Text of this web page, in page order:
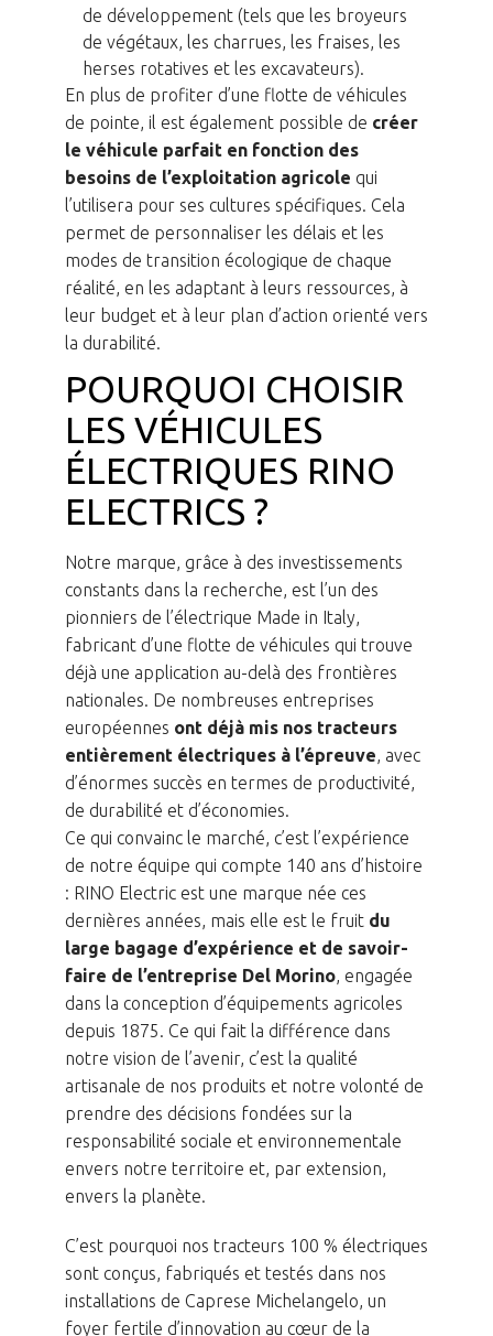
de développement (tels que les broyeurs
de végétaux, les charrues, les fraises, les
herses rotatives et les excavateurs).
En plus de profiter d’une flotte de véhicules
de pointe, il est également possible de créer
le véhicule parfait en fonction des
besoins de l’exploitation agricole qui
l’utilisera pour ses cultures spécifiques. Cela
permet de personnaliser les délais et les
modes de transition écologique de chaque
réalité, en les adaptant à leurs ressources, à
leur budget et à leur plan d’action orienté vers
la durabilité.
POURQUOI CHOISIR
LES VÉHICULES
ÉLECTRIQUES RINO
ELECTRICS ?
Notre marque, grâce à des investissements
constants dans la recherche, est l’un des
pionniers de l’électrique Made in Italy,
fabricant d’une flotte de véhicules qui trouve
déjà une application au-delà des frontières
nationales. De nombreuses entreprises
européennes ont déjà mis nos tracteurs
entièrement électriques à l’épreuve, avec
d’énormes succès en termes de productivité,
de durabilité et d’économies.
Ce qui convainc le marché, c’est l’expérience
de notre équipe qui compte 140 ans d’histoire
: RINO Electric est une marque née ces
dernières années, mais elle est le fruit du
large bagage d’expérience et de savoir-
faire de l’entreprise Del Morino, engagée
dans la conception d’équipements agricoles
depuis 1875. Ce qui fait la différence dans
notre vision de l’avenir, c’est la qualité
artisanale de nos produits et notre volonté de
prendre des décisions fondées sur la
responsabilité sociale et environnementale
envers notre territoire et, par extension,
envers la planète.
C’est pourquoi nos tracteurs 100 % électriques
sont conçus, fabriqués et testés dans nos
installations de Caprese Michelangelo, un
foyer fertile d’innovation au cœur de la